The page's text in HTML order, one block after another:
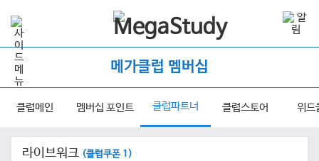
메가클럽 멤버십
클럽메인 멤버십 포인트 클럽파트너 클럽스토어 위드
라이브워크 (클럽쿠폰 1)